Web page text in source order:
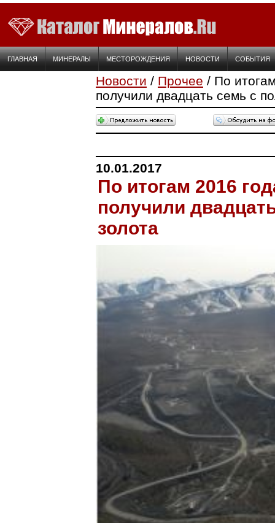
ГЛАВНАЯ МИНЕРАЛЫ МЕСТОРОЖДЕНИЯ НОВОСТИ СОБЫТИЯ
Новости / Прочее / По
получили двадцать семь с
10.01.2017
По итогам 2016
получили
золота